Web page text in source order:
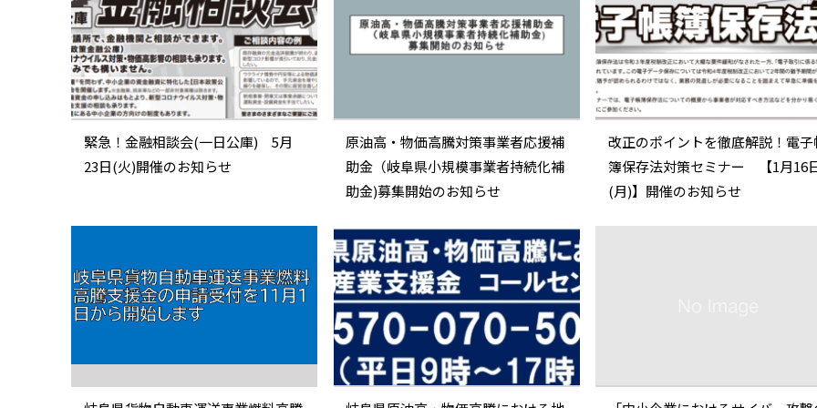
緊急！金融相談会(一日公庫) 5月
23日(火)開催のお知らせ
原油高・物価高騰対策事業者応援補
助金（岐阜県小規模事業者持続化補
助金)募集開始のお知らせ
改正のポイントを徹底解説！電子
簿保存法対策セミナー 【1月16
(月)】開催のお知らせ